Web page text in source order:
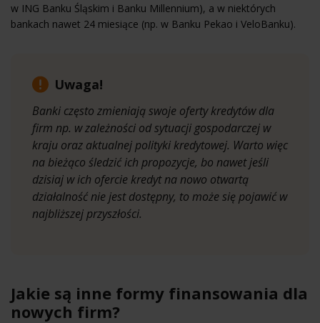
w ING Banku Śląskim i Banku Millennium), a w niektórych
bankach nawet 24 miesiące (np. w Banku Pekao i VeloBanku).
Uwaga!
Banki często zmieniają swoje oferty kredytów dla
firm np. w zależności od sytuacji gospodarczej w
kraju oraz aktualnej polityki kredytowej. Warto więc
na bieżąco śledzić ich propozycje, bo nawet jeśli
dzisiaj w ich ofercie kredyt na nowo otwartą
działalność nie jest dostępny, to może się pojawić w
najbliższej przyszłości.
Jakie są inne formy finansowania dla
nowych firm?